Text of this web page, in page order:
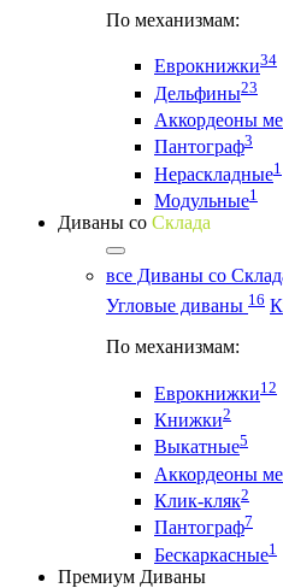
По механизмам:
Еврокнижки34
Дельфины23
Аккордеоны
Пантограф3
Нераскладные1
Модульные1
Диваны со Склада
все Диваны со
Угловые диваны 16
По механизмам:
Еврокнижки12
Книжки2
Выкатные5
Аккордеоны
Клик-кляк2
Пантограф7
Бескаркасные1
Премиум Диваны